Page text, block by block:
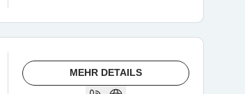
MEHR DETAILS